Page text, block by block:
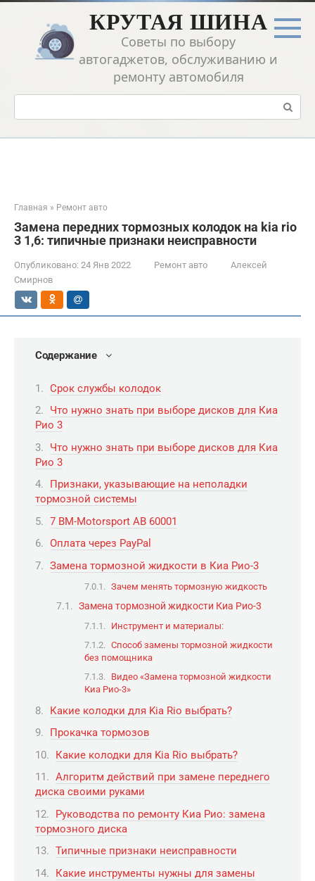
Перейти
контенту
КРУТАЯ ШИНА
Советы по выбору
автогаджетов, обслуживанию и
ремонту автомобиля
Поиск:
Главная » Ремонт авто
Замена передних тормозных колодок на kia rio
3 1,6: типичные признаки неисправности
Опубликовано: 24 Янв 2022 Ремонт авто
Алексей
Смирнов
Содержание
Срок службы колодок
Что нужно знать при выборе дисков для Киа
Рио 3
Что нужно знать при выборе дисков для Киа
Рио 3
Признаки, указывающие на неполадки
тормозной системы
7 BM-Motorsport АВ 60001
Оплата через PayPal
Замена тормозной жидкости в Киа Рио-3
Зачем менять тормозную жидкость
Замена тормозной жидкости Киа Рио-3
Инструмент и материалы:
Способ замены тормозной жидкости
без помощника
Видео «Замена тормозной жидкости
Киа Рио-3»
Какие колодки для Kia Rio выбрать?
Прокачка тормозов
Какие колодки для Kia Rio выбрать?
Алгоритм действий при замене переднего
диска своими руками
Руководства по ремонту Киа Рио: замена
тормозного диска
Типичные признаки неисправности
Какие инструменты нужны для замены